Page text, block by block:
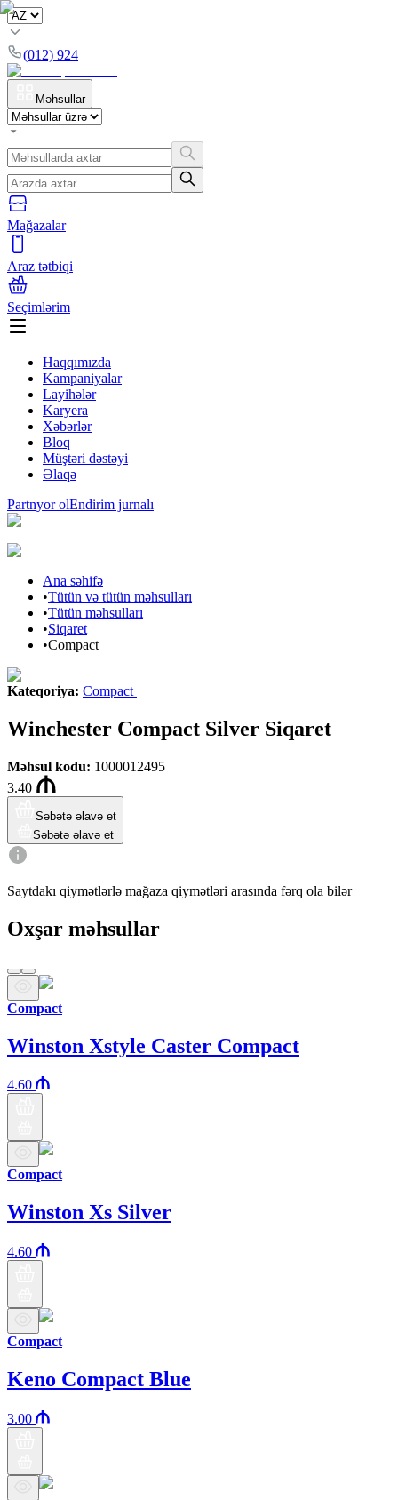
(012) 924
Məhsullar
Mağazalar
Araz tətbiqi
Seçimlərim
Haqqımızda
Kampaniyalar
Layihələr
Karyera
Xəbərlər
Bloq
Müştəri dəstəyi
Əlaqə
Partnyor olEndirim jurnalı
Ana səhifə
•Tütün və tütün məhsulları
•Tütün məhsulları
•Siqaret
•Compact
Kateqoriya: Compact
Winchester Compact Silver Siqaret
Məhsul kodu: 1000012495
3.40
Səbətə əlavə et
Səbətə əlavə et
Saytdakı qiymətlərlə mağaza qiymətləri arasında fərq ola bilər
Oxşar məhsullar
Compact
Winston Xstyle Caster Compact
4.60
Compact
Winston Xs Silver
4.60
Compact
Keno Compact Blue
3.00